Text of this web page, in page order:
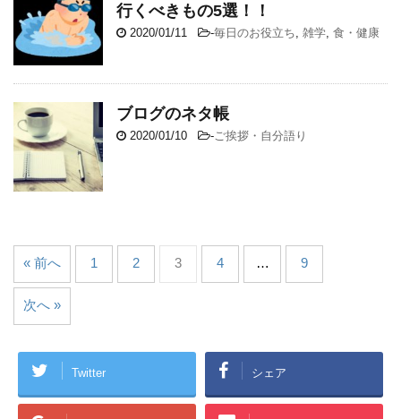
行くべきもの5選！！
2020/01/11 -毎日のお役立ち 雑学 食・健康
ブログのネタ帳
2020/01/10 - ご挨拶・自分語り
« 前へ 1 2 3 4 … 9
次へ »
Twitter シェア